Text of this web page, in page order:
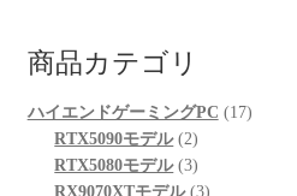
商品カテゴリ
ハイエンドゲーミングPC 1717
RTX5090モデル 22
個
の
RTX5080モデル 33
個
RX9070XTモデル 33